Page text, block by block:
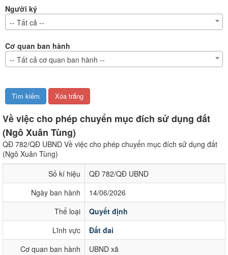
Người ký
-- Tất cả --
Cơ quan ban hành
-- Tất cả cơ quan ban hành --
Về việc cho phép chuyển mục đích sử dụng đất
(Ngô Xuân Tùng)
QĐ 782/QĐ UBND Về việc cho phép chuyển mục đích sử dụng đất
(Ngô Xuân Tùng)
Số kí hiệu
QĐ 782/QĐ UBND
Ngày ban hành
14/06/2026
Thể loại
Quyết định
Lĩnh vực
Đất đai
Cơ quan ban hành
UBND xã